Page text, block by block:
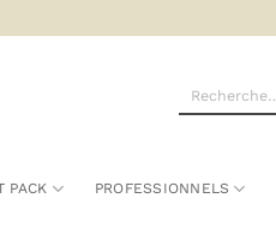
Recherche
PACK PROFESSIONNELS